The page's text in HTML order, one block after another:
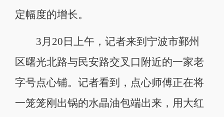
定幅度的增长。
3月20日上午，记者来到宁波市鄞州
区曙光北路与民安路交叉口附近的一家老
字号点心铺。记者看到，点心师傅正在将
一笼笼刚出锅的水晶油包端出来，用大红